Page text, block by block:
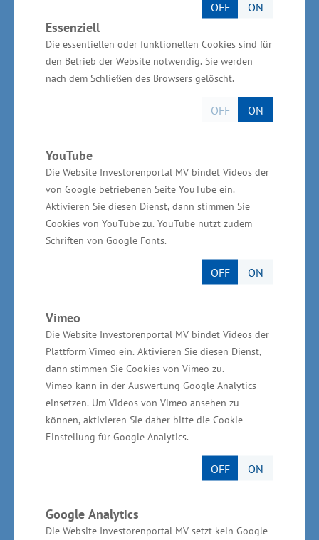
OFF ON
Essenziell
Die essentiellen oder funktionellen Cookies sind für
den Betrieb der Website notwendig. Sie werden
nach dem Schließen des Browsers gelöscht.
OFF ON
YouTube
Die Website Investorenportal MV bindet Videos der
von Google betriebenen Seite YouTube ein.
Aktivieren Sie diesen Dienst, dann stimmen Sie
Cookies von YouTube zu. YouTube nutzt zudem
Schriften von Google Fonts.
OFF ON
Vimeo
Die Website Investorenportal MV bindet Videos der
Plattform Vimeo ein. Aktivieren Sie diesen Dienst,
dann stimmen Sie Cookies von Vimeo zu.
Vimeo kann in der Auswertung Google Analytics
einsetzen. Um Videos von Vimeo ansehen zu
können, aktivieren Sie daher bitte die Cookie-
Einstellung für Google Analytics.
OFF ON
Google Analytics
Die Website Investorenportal MV setzt kein Google
drei Jahren absolviert. Künftig sollen die drei
bislang getrennten Pflegeausbildungen zu
einer sogenannten generalistischen Ausbildung
mit dem Abschluss
„Pflegefachfrau/Pflegefachmann“
zusammengefasst werden. Kernelement ist, dass
Ausbildung in der allgemeinen Pflege über alle
Altersgruppen erfolgt. Im dritten
Ausbildungsjahr besteht für die Auszubildenden
die Möglichkeit, die generalistische Ausbildung
fortzuführen oder sich in der Gesundheits- und
Kinderkrankenpflege bzw. Altenpflege zu
Ausbildung gibt es für die Lernenden eine
höhere Flexibilität. Wir wollen uns um die
Schulgeldfreiheit kümmern. Beides dürfte die
Attraktivität der Pflegeberufe weiter steigern“,
sagte Glawe.
Hochschulische Ausbildung auch
Der Gesundheitsminister forderte, den im
Pflegeberufegesetz erstmalig beschriebenen